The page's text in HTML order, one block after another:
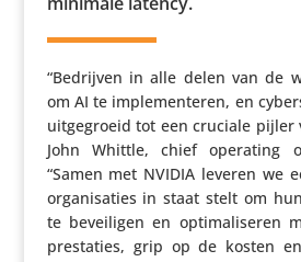
“Bedrijven in alle delen van de
om AI te imple­men­teren, en
uitge­groeid tot een cruciale pijler
John Whittle, chief operating
“Samen met NVIDIA leveren we
orga­ni­sa­ties in staat stelt om
te bevei­ligen en opti­ma­li­seren
pres­ta­ties, grip op de kosten